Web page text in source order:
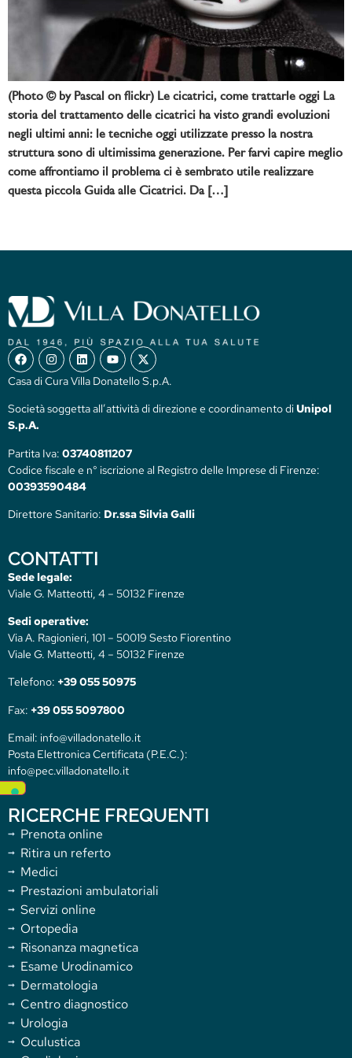
(Photo © by Pascal on flickr) Le cicatrici, come trattarle oggi La
storia del trattamento delle cicatrici ha visto grandi evoluzioni
negli ultimi anni: le tecniche oggi utilizzate presso la nostra
struttura sono di ultimissima generazione. Per farvi capire meglio
come affrontiamo il problema ci è sembrato utile realizzare
questa piccola Guida alle Cicatrici. Da […]
Casa di Cura Villa Donatello S.p.A.
Società soggetta all’attività di direzione e coordinamento diUnipol
S.p.A.
Partita Iva: 03740811207
Codice fiscale e n° iscrizione al Registro delle Imprese di Firenze:
00393590484
Direttore Sanitario: Dr.ssa Silvia Galli
CONTATTI
Sede legale:
Viale G. Matteotti, 4 – 50132 Firenze
Sedi operative:
Via A. Ragionieri, 101 – 50019 Sesto Fiorentino
Viale G. Matteotti, 4 – 50132 Firenze
Telefono: +39 055 50975
Fax: +39 055 5097800
Email: info@villadonatello.it
Posta Elettronica Certificata (P.E.C.):
info@pec.villadonatello.it
RICERCHE FREQUENTI
Prenota online
Ritira un referto
Medici
Prestazioni ambulatoriali
Servizi online
Ortopedia
Risonanza magnetica
Esame Urodinamico
Dermatologia
Centro diagnostico
Urologia
Oculustica